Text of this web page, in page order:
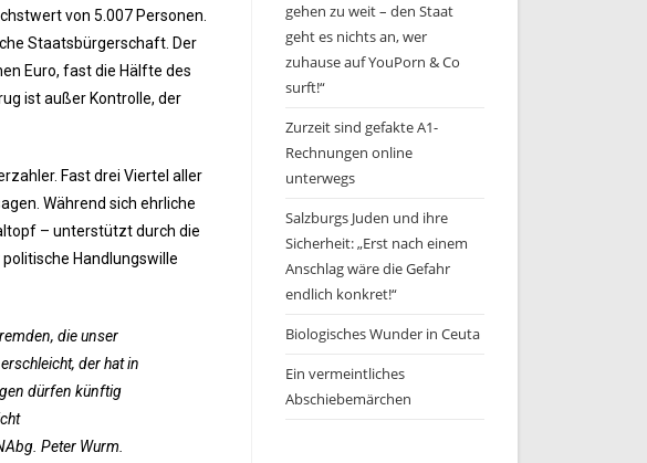
von 5.007 Personen.
Staatsbürgerschaft. Der
Euro, fast die Hälfte des
ist außer Kontrolle, der
Fast drei Viertel aller
Während sich ehrliche
– unterstützt durch die
Handlungswille
die unser
der hat in
dürfen künftig
Peter Wurm.
gehen zu weit – den Staat
geht es nichts an, wer
zuhause auf YouPorn & Co
surft!“
Zurzeit sind gefakte A1-
Rechnungen online
unterwegs
Salzburgs Juden und ihre
Sicherheit: „Erst nach einem
Anschlag wäre die Gefahr
endlich konkret!“
Biologisches Wunder in Ceuta
Ein vermeintliches
Abschiebemärchen